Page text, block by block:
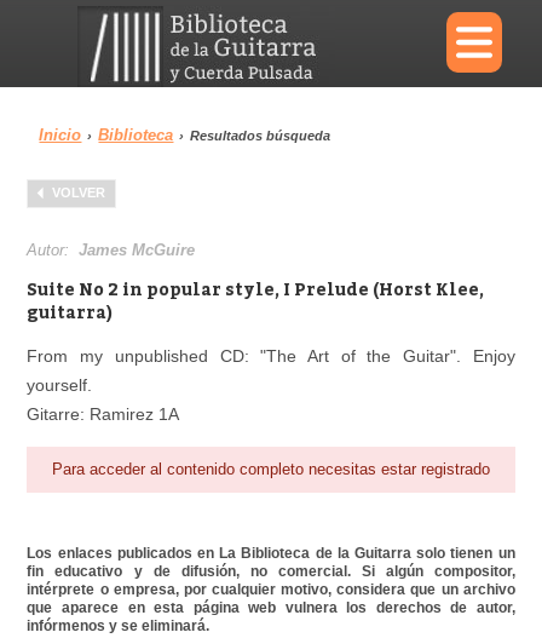
×
Menu
Biblioteca
Área personal
Inicio › Biblioteca › Resultados búsqueda
VOLVER
Autor:James McGuire
Suite No 2 in popular style, I Prelude (Horst Klee,
guitarra)
From my unpublished CD: "The Art of the Guitar". Enjoy
yourself.
Gitarre: Ramirez 1A
Para acceder al contenido completo necesitas estar registrado
Los enlaces publicados en La Biblioteca de la Guitarra solo tienen un
fin educativo y de difusión, no comercial. Si algún compositor,
intérprete o empresa, por cualquier motivo, considera que un archivo
que aparece en esta página web vulnera los derechos de autor,
infórmenos y se eliminará.